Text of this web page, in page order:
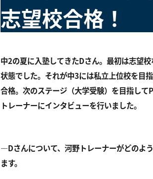
志望校合格！
中2の夏に入塾してきたDさん。最初は志望
状態でした。それが中3には私立上位校を目
合格。次のステージ（大学受験）を目指し
トレーナーにインタビューを行いました。
―Dさんについて、河野トレーナーがどのよ
ます。